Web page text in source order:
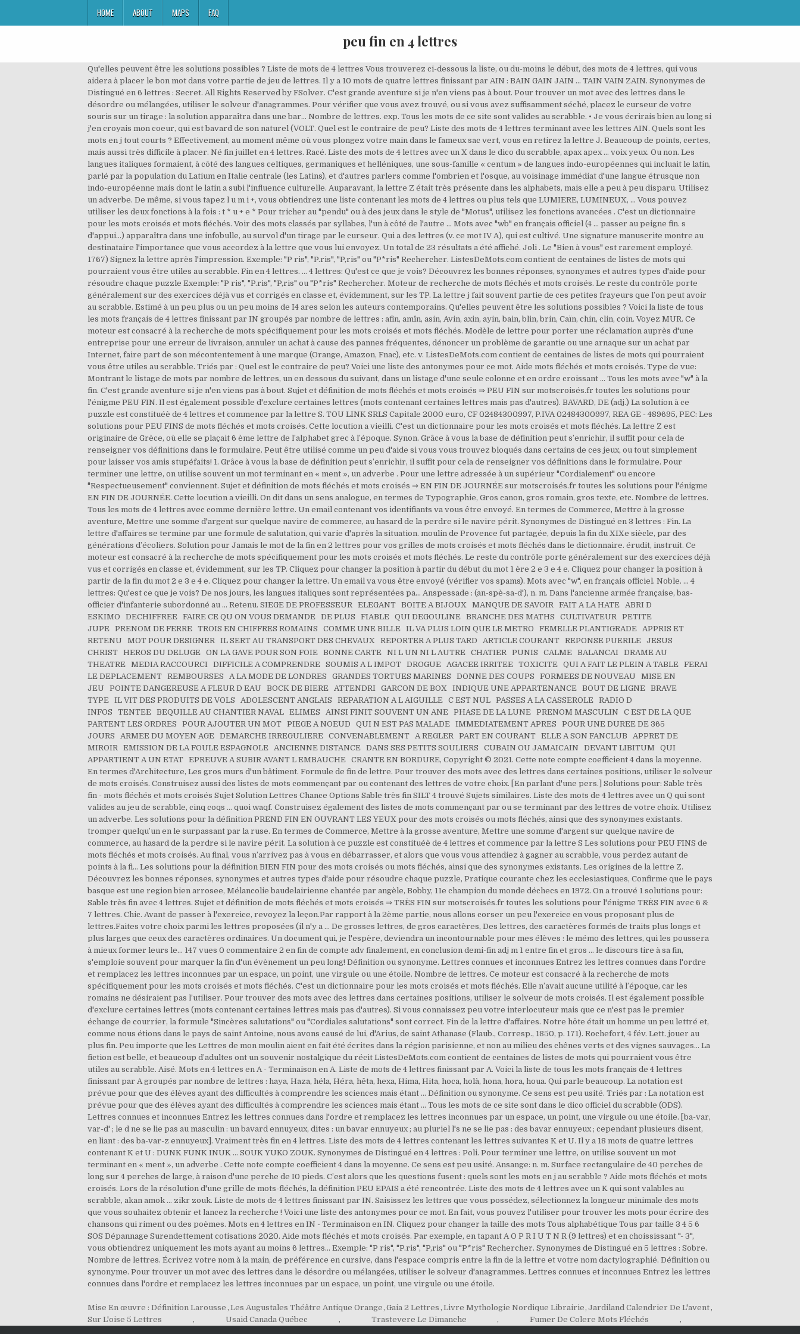
HOME ABOUT MAPS FAQ
peu fin en 4 lettres
Qu'elles peuvent être les solutions possibles ? Liste de mots de 4 lettres Vous trouverez ci-dessous la liste, ou du-moins le début, des mots de 4 lettres, qui vous aidera à placer le bon mot dans votre partie de jeu de lettres. Il y a 10 mots de quatre lettres finissant par AIN : BAIN GAIN JAIN ... TAIN VAIN ZAIN. Synonymes de Distingué en 6 lettres : Secret. All Rights Reserved by FSolver. C'est grande aventure si je n'en viens pas à bout. Pour trouver un mot avec des lettres dans le désordre ou mélangées, utiliser le solveur d'anagrammes. Pour vérifier que vous avez trouvé, ou si vous avez suffisamment séché, placez le curseur de votre souris sur un tirage : la solution apparaîtra dans une bar… Nombre de lettres. exp. Tous les mots de ce site sont valides au scrabble. • Je vous écrirais bien au long si j'en croyais mon coeur, qui est bavard de son naturel (VOLT. Quel est le contraire de peu? Liste des mots de 4 lettres terminant avec les lettres AIN. Quels sont les mots en j tout courts ? Effectivement, au moment même où vous plongez votre main dans le fameux sac vert, vous en retirez la lettre J. Beaucoup de points, certes, mais aussi très difficile à placer. Né fin juillet en 4 lettres. Racé. Liste des mots de 4 lettres avec un X dans le dico du scrabble, apax apex ... voix yeux. Ou non. Les langues italiques formaient, à côté des langues celtiques, germaniques et helléniques, une sous-famille « centum » de langues indo-européennes qui incluait le latin, parlé par la population du Latium en Italie centrale (les Latins), et d'autres parlers comme l'ombrien et l'osque, au voisinage immédiat d'une langue étrusque non indo-européenne mais dont le latin a subi l'influence culturelle. Auparavant, la lettre Z était très présente dans les alphabets, mais elle a peu à peu disparu. Utilisez un adverbe. De même, si vous tapez l u m i +, vous obtiendrez une liste contenant les mots de 4 lettres ou plus tels que LUMIERE, LUMINEUX, … Vous pouvez utiliser les deux fonctions à la fois : t * u + e * Pour tricher au "pendu" ou à des jeux dans le style de "Motus", utilisez les fonctions avancées . C'est un dictionnaire pour les mots croisés et mots fléchés. Voir des mots classés par syllabes, l'un à côté de l'autre ... Mots avec "wb" en français officiel (4 … passer au peigne fin. s d'appui…) apparaîtra dans une infobulle, au survol d'un tirage par le curseur. Qui a des lettres (v. ce mot IV A), qui est cultivé. Une signature manuscrite montre au destinataire l'importance que vous accordez à la lettre que vous lui envoyez. Un total de 23 résultats a été affiché. Joli . Le "Bien à vous" est rarement employé. 1767) Signez la lettre après l'impression. Exemple: "P ris", "P.ris", "P,ris" ou "P*ris" Rechercher. ListesDeMots.com contient de centaines de listes de mots qui pourraient vous être utiles au scrabble. Fin en 4 lettres. ... 4 lettres: Qu'est ce que je vois? Découvrez les bonnes réponses, synonymes et autres types d'aide pour résoudre chaque puzzle Exemple: "P ris", "P.ris", "P,ris" ou "P*ris" Rechercher. Moteur de recherche de mots fléchés et mots croisés. Le reste du contrôle porte généralement sur des exercices déjà vus et corrigés en classe et, évidemment, sur les TP. La lettre j fait souvent partie de ces petites frayeurs que l’on peut avoir au scrabble. Estimé à un peu plus ou un peu moins de I4 ares selon les auteurs contemporains. Qu'elles peuvent être les solutions possibles ? Voici la liste de tous les mots français de 4 lettres finissant par IN groupés par nombre de lettres : afin, amîn, asin, Avin, axin, ayin, bain, blin, brin, Caïn, chin, clin, coin. Voyez MUR. Ce moteur est consacré à la recherche de mots spécifiquement pour les mots croisés et mots fléchés. Modèle de lettre pour porter une réclamation auprès d'une entreprise pour une erreur de livraison, annuler un achat à cause des pannes fréquentes, dénoncer un problème de garantie ou une arnaque sur un achat par Internet, faire part de son mécontentement à une marque (Orange, Amazon, Fnac), etc. v. ListesDeMots.com contient de centaines de listes de mots qui pourraient vous être utiles au scrabble. Triés par : Quel est le contraire de peu? Voici une liste des antonymes pour ce mot. Aide mots fléchés et mots croisés. Type de vue: Montrant le listage de mots par nombre de lettres, un en dessous du suivant, dans un listage d'une seule colonne et en ordre croissant ... Tous les mots avec "w" à la fin. C'est grande aventure si je n'en viens pas à bout. Sujet et définition de mots fléchés et mots croisés ⇒ PEU FIN sur motscroisés.fr toutes les solutions pour l'énigme PEU FIN. Il est également possible d'exclure certaines lettres (mots contenant certaines lettres mais pas d'autres). BAVARD, DE (adj.) La solution à ce puzzle est constituéè de 4 lettres et commence par la lettre S. TOU LINK SRLS Capitale 2000 euro, CF 02484300997, P.IVA 02484300997, REA GE - 489695, PEC: Les solutions pour PEU FINS de mots fléchés et mots croisés. Cette locution a vieilli. C'est un dictionnaire pour les mots croisés et mots fléchés. La lettre Z est originaire de Grèce, où elle se plaçait 6 ème lettre de l’alphabet grec à l’époque. Synon. Grâce à vous la base de définition peut s’enrichir, il suffit pour cela de renseigner vos définitions dans le formulaire. Peut être utilisé comme un peu d'aide si vous vous trouvez bloqués dans certains de ces jeux, ou tout simplement pour laisser vos amis stupéfaits! 1. Grâce à vous la base de définition peut s’enrichir, il suffit pour cela de renseigner vos définitions dans le formulaire. Pour terminer une lettre, on utilise souvent un mot terminant en « ment », un adverbe . Pour une lettre adressée à un supérieur "Cordialement" ou encore "Respectueusement" conviennent. Sujet et définition de mots fléchés et mots croisés ⇒ EN FIN DE JOURNÉE sur motscroisés.fr toutes les solutions pour l'énigme EN FIN DE JOURNÉE. Cette locution a vieilli. On dit dans un sens analogue, en termes de Typographie, Gros canon, gros romain, gros texte, etc. Nombre de lettres. Tous les mots de 4 lettres avec comme dernière lettre. Un email contenant vos identifiants va vous être envoyé. En termes de Commerce, Mettre à la grosse aventure, Mettre une somme d'argent sur quelque navire de commerce, au hasard de la perdre si le navire périt. Synonymes de Distingué en 3 lettres : Fin. La lettre d'affaires se termine par une formule de salutation, qui varie d'après la situation. moulin de Provence fut partagée, depuis la fin du XIXe siècle, par des générations d’écoliers. Solution pour Jamais le mot de la fin en 2 lettres pour vos grilles de mots croisés et mots fléchés dans le dictionnaire. érudit, instruit. Ce moteur est consacré à la recherche de mots spécifiquement pour les mots croisés et mots fléchés. Le reste du contrôle porte généralement sur des exercices déjà vus et corrigés en classe et, évidemment, sur les TP. Cliquez pour changer la position à partir du début du mot 1 ère 2 e 3 e 4 e. Cliquez pour changer la position à partir de la fin du mot 2 e 3 e 4 e. Cliquez pour changer la lettre. Un email va vous être envoyé (vérifier vos spams). Mots avec "w", en français officiel. Noble. ... 4 lettres: Qu'est ce que je vois? De nos jours, les langues italiques sont représentées pa… Anspessade : (an-spè-sa-d'), n. m. Dans l'ancienne armée française, bas-officier d'infanterie subordonné au … Retenu. SIEGE DE PROFESSEUR ELEGANT BOITE A BIJOUX MANQUE DE SAVOIR FAIT A LA HATE ABRI D ESKIMO DECHIFFREE FAIRE CE QU ON VOUS DEMANDE DE PLUS FIABLE QUI DEGOULINE BRANCHE DES MATHS CULTIVATEUR PETITE JUPE PRENOM DE FERRE TROIS EN CHIFFRES ROMAINS COMME UNE BILLE IL VA PLUS LOIN QUE LE METRO FEMELLE PLANTIGRADE APPRIS ET RETENU MOT POUR DESIGNER IL SERT AU TRANSPORT DES CHEVAUX REPORTER A PLUS TARD ARTICLE COURANT REPONSE PUERILE JESUS CHRIST HEROS DU DELUGE ON LA GAVE POUR SON FOIE BONNE CARTE NI L UN NI L AUTRE CHATIER PUNIS CALME BALANCAI DRAME AU THEATRE MEDIA RACCOURCI DIFFICILE A COMPRENDRE SOUMIS A L IMPOT DROGUE AGACEE IRRITEE TOXICITE QUI A FAIT LE PLEIN A TABLE FERAI LE DEPLACEMENT REMBOURSES A LA MODE DE LONDRES GRANDES TORTUES MARINES DONNE DES COUPS FORMEES DE NOUVEAU MISE EN JEU POINTE DANGEREUSE A FLEUR D EAU BOCK DE BIERE ATTENDRI GARCON DE BOX INDIQUE UNE APPARTENANCE BOUT DE LIGNE BRAVE TYPE IL VIT DES PRODUITS DE VOLS ADOLESCENT ANGLAIS REPARATION A L AIGUILLE C EST NUL PASSES A LA CASSEROLE RADIO D INFOS TENTEE BEQUILLE AU CHANTIER NAVAL ELIMES AINSI FINIT SOUVENT UN ANE PHASE DE LA LUNE PRENOM MASCULIN C EST DE LA QUE PARTENT LES ORDRES POUR AJOUTER UN MOT PIEGE A NOEUD QUI N EST PAS MALADE IMMEDIATEMENT APRES POUR UNE DUREE DE 365 JOURS ARMEE DU MOYEN AGE DEMARCHE IRREGULIERE CONVENABLEMENT A REGLER PART EN COURANT ELLE A SON FANCLUB APPRET DE MIROIR EMISSION DE LA FOULE ESPAGNOLE ANCIENNE DISTANCE DANS SES PETITS SOULIERS CUBAIN OU JAMAICAIN DEVANT LIBITUM QUI APPARTIENT A UN ETAT EPREUVE A SUBIR AVANT L EMBAUCHE CRANTE EN BORDURE, Copyright © 2021. Cette note compte coefficient 4 dans la moyenne. En termes d'Architecture, Les gros murs d'un bâtiment. Formule de fin de lettre. Pour trouver des mots avec des lettres dans certaines positions, utiliser le solveur de mots croisés. Construisez aussi des listes de mots commençant par ou contenant des lettres de votre choix. [En parlant d'une pers.] Solutions pour: Sable très fin - mots fléchés et mots croisés Sujet Solution Lettres Chance Options Sable très fin SILT 4 trouvé Sujets similaires. Liste des mots de 4 lettres avec un Q qui sont valides au jeu de scrabble, cinq coqs ... quoi waqf. Construisez également des listes de mots commençant par ou se terminant par des lettres de votre choix. Utilisez un adverbe. Les solutions pour la définition PREND FIN EN OUVRANT LES YEUX pour des mots croisés ou mots fléchés, ainsi que des synonymes exi
Mise En œuvre : Définition Larousse , Les Augustales Théâtre Antique Orange, Gaia 2 Lettres , Livre Mythologie Nordique Librairie, Jardiland Calendrier De L'avent,
Sur L'oise 5 Lettres
, Usaid Canada Québec , Trastevere Le Dimanche , Fumer De Colere Mots Fléchés ,